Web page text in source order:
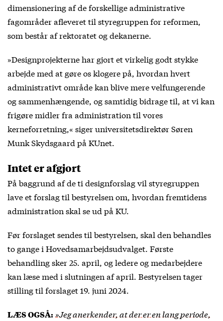
dimensionering af de forskellige administrative
fagområder afleveret til styregruppen for reformen,
som består af rektoratet og dekanerne.
»Designprojekterne har gjort et virkelig godt stykke
arbejde med at gøre os klogere på, hvordan hvert
administrativt område kan blive mere velfungerende
og sammenhængende, og samtidig bidrage til, at vi kan
frigøre midler fra administration til vores
kerneforretning,« siger universitetsdirektør Søren
Munk Skydsgaard på KUnet.
Intet er afgjort
På baggrund af de ti designforslag vil styregruppen
lave et forslag til bestyrelsen om, hvordan fremtidens
administration skal se ud på KU.
Før forslaget sendes til bestyrelsen, skal den behandles
to gange i Hovedsamarbejdsudvalget. Første
behandling sker 25. april, og ledere og medarbejdere
kan læse med i slutningen af april. Bestyrelsen tager
stilling til forslaget 19. juni 2024.
LÆS OGSÅ:»Jeg anerkender, at der er en lang periode,